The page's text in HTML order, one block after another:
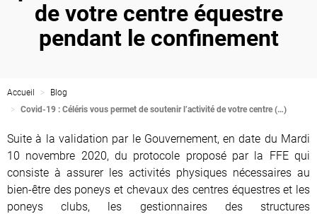
de votre centre équestre
pendant le confinement
Accueil
Blog
Covid-19 : Céléris vous permet de soutenir l’activité de votre centre (…)
Suite à la validation par le Gouvernement, en date du Mardi
10 novembre 2020, du protocole proposé par la FFE qui
consiste à assurer les activités physiques nécessaires au
bien-être des poneys et chevaux des centres équestres et les
poneys clubs, les gestionnaires des structures